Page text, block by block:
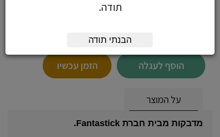
הוסף לעגלה הזמן עכשיו
על המוצר
מדבקות מבית חברת Fantastick.
תודה.
הבנתי תודה